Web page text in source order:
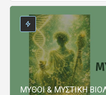
ΜΥΘΟΙ & ΜΥΣΤΙΚΗ